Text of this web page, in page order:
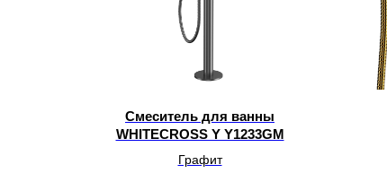
Смеситель для ванны
WHITECROSS Y Y1233GM
Графит